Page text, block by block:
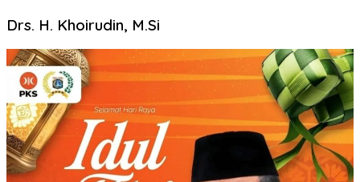
Drs. H. Khoirudin, M.Si